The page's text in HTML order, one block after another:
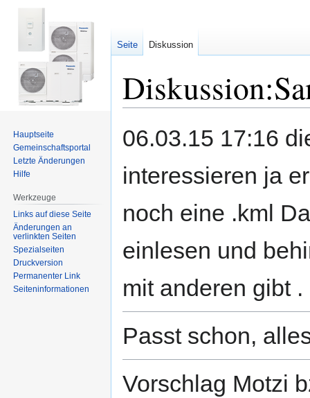
Navigation
Suche
06.03.15 17:16
interessieren ja
noch eine .kml
einlesen und
mit anderen gibt
Passt schon,
Vorschlag Motzi
Seite Diskussion
Hauptseite
Gemeinschafts­portal
Letzte Änderungen
Hilfe
Werkzeuge
Links auf diese Seite
Änderungen an
verlinkten Seiten
Spezialseiten
Druckversion
Permanenter Link
Seiten­informationen